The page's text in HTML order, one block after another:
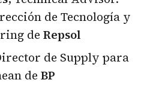
de Tecnología y
de Repsol
de Supply para
de BP